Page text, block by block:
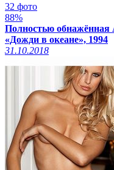
32 фото
88%
Полностью
«Дожди в океане», 1994
31.10.2018